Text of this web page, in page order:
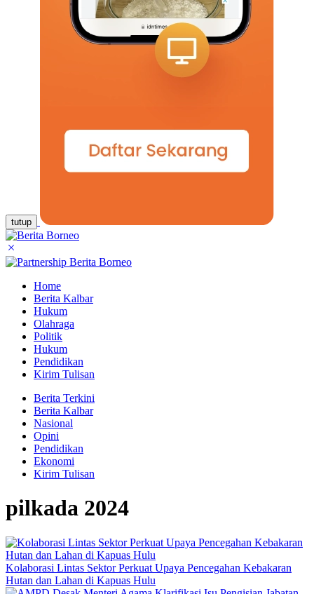
tutup
Home
Berita Kalbar
Hukum
Olahraga
Politik
Hukum
Pendidikan
Kirim Tulisan
Berita Terkini
Berita Kalbar
Nasional
Opini
Pendidikan
Ekonomi
Kirim Tulisan
pilkada 2024
Kolaborasi Lintas Sektor Perkuat Upaya Pencegahan Kebakaran
Hutan dan Lahan di Kapuas Hulu